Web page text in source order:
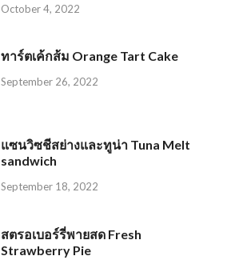
October 4, 2022
ทาร์ตเค้กส้ม Orange Tart Cake
September 26, 2022
แซนวิซชีสย่างและทูน่า Tuna Melt
sandwich
September 18, 2022
สตรอเบอร์รี่พายสด Fresh
Strawberry Pie